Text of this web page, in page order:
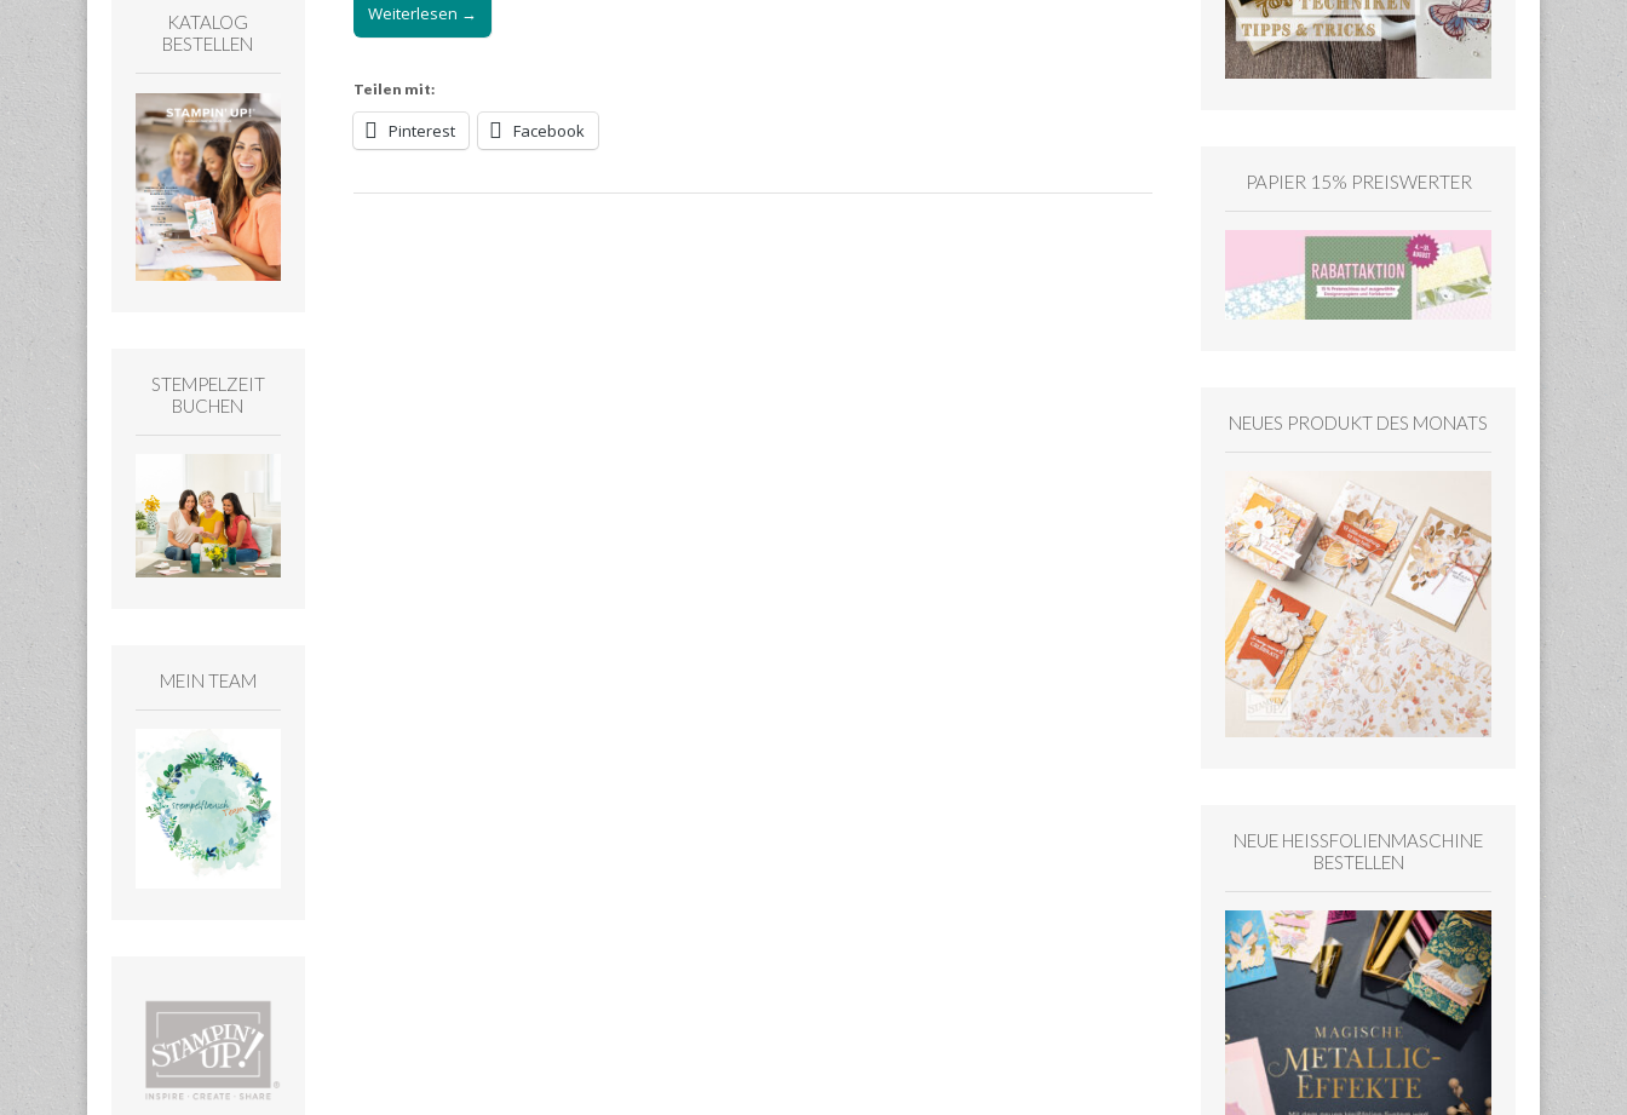
Weiterlesen →
Teilen mit:
Pinterest Facebook
KATALOG
BESTELLEN
STEMPELZEIT
BUCHEN
MEIN TEAM
PAPIER 15% PREISWERTER
NEUES PRODUKT DES MONATS
NEUE HEISSFOLIENMASCHINE
BESTELLEN